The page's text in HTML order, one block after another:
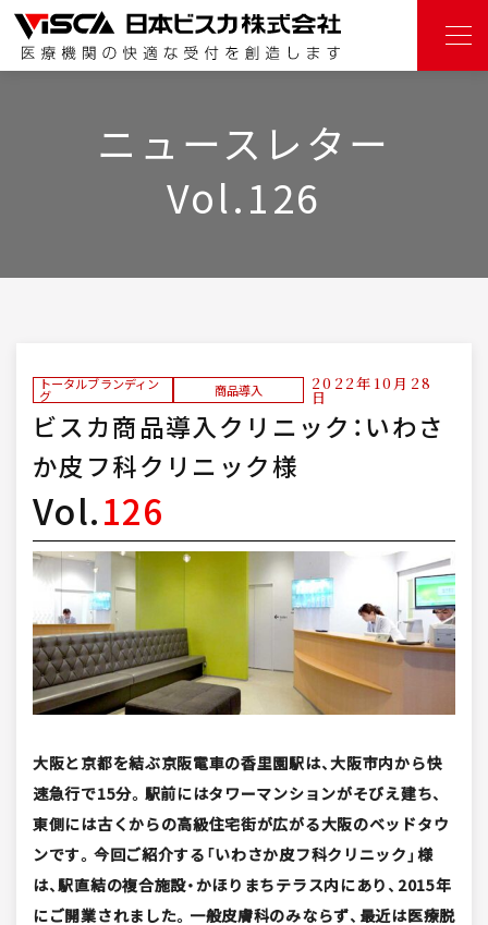
ニュースレター
Vol.126
トータルブランディン
グ 商品導入 2022年10月28
日
ビスカ商品導入クリニック：いわさ
か皮フ科クリニック様
Vol.126
大阪と京都を結ぶ京阪電車の香里園駅は、大阪市内から快
速急行で15分。駅前にはタワーマンションがそびえ建ち、
東側には古くからの高級住宅街が広がる大阪のベッドタウ
ンです。今回ご紹介する「いわさか皮フ科クリニック」様
は、駅直結の複合施設・かほりまちテラス内にあり、2015年
にご開業されました。一般皮膚科のみならず、最近は医療脱